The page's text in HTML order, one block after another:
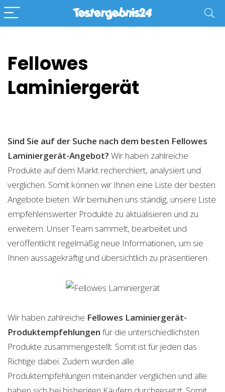
Fellowes
Laminiergerät
Sind Sie auf der Suche nach dem besten Fellowes
Laminiergerät-Angebot? Wir haben zahlreiche
Produkte auf dem Markt recherchiert, analysiert und
verglichen. Somit können wir Ihnen eine Liste der besten
Angebote bieten. Wir bemühen uns ständig, unsere Liste
empfehlenswerter Produkte zu aktualisieren und zu
erweitern. Unser Team sammelt, bearbeitet und
veröffentlicht regelmäßig neue Informationen, um sie
Ihnen aussagekräftig und übersichtlich zu präsentieren.
Wir haben zahlreiche Fellowes Laminiergerät-
Produktempfehlungen für die unterschiedlichsten
Produkte zusammengestellt. Somit ist für jeden das
Richtige dabei. Zudem wurden alle
Produktempfehlungen miteinander verglichen und alle